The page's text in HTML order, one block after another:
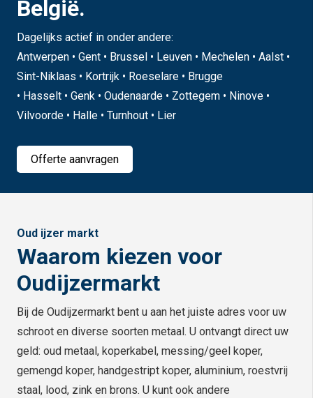
België.
Dagelijks actief in onder andere:
Antwerpen • Gent • Brussel • Leuven • Mechelen • Aalst •
Sint-Niklaas • Kortrijk • Roeselare • Brugge
• Hasselt • Genk • Oudenaarde • Zottegem • Ninove •
Vilvoorde • Halle • Turnhout • Lier
Offerte aanvragen
Oud ijzer markt
Waarom kiezen voor
Oudijzermarkt
Bij de Oudijzermarkt bent u aan het juiste adres voor uw
schroot en diverse soorten metaal. U ontvangt direct uw
geld: oud metaal, koperkabel, messing/geel koper,
gemengd koper, handgestript koper, aluminium, roestvrij
staal, lood, zink en brons. U kunt ook andere